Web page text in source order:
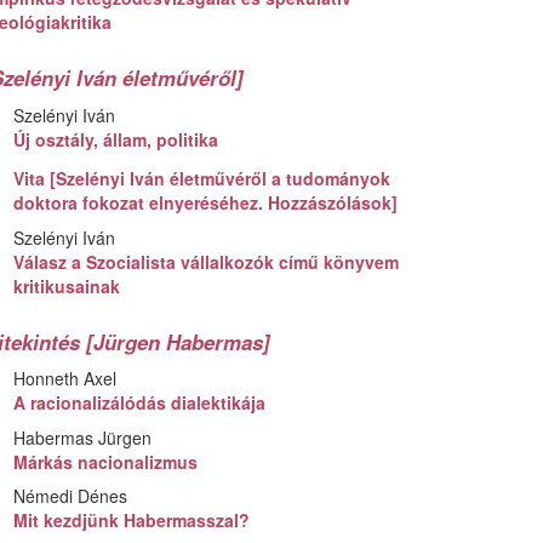
Iván életművéről]
Szelényi Iván
Új osztály, állam, politika
Vita [Szelényi Iván életművéről a tudományok
doktora fokozat elnyeréséhez. Hozzászólások]
Szelényi Iván
Válasz a Szocialista vállalkozók című könyvem
kritikusainak
[Jürgen Habermas]
Honneth Axel
A racionalizálódás dialektikája
Habermas Jürgen
Márkás nacionalizmus
Némedi Dénes
Mit kezdjünk Habermasszal?